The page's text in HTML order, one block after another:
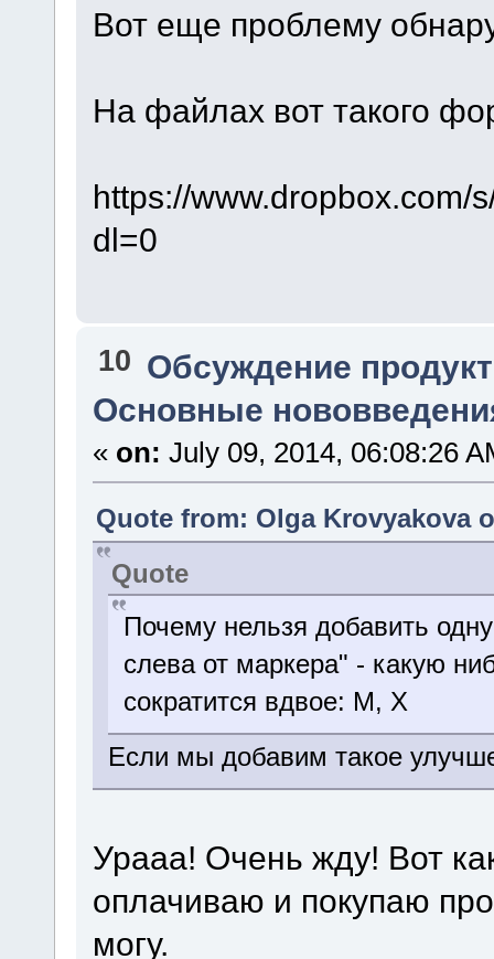
Вот еще проблему
На файлах вот такого
https://www.dropbox.com/
dl=0
10 Обсуждение
Основные
« on: July 09, 2014, 06:08:26
Quote from: Olga Krovyakova
Quote
Почему нельзя добавить
слева от маркера" - какую
сократится вдвое: M, X
Если мы добавим такое
Урааа! Очень жду! Вот
оплачиваю и покупаю
могу.